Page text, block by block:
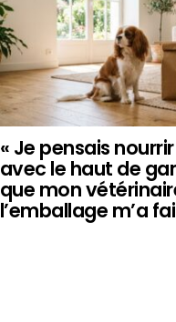
« Je pensais
avec le haut de
que mon
l’emballage m’a